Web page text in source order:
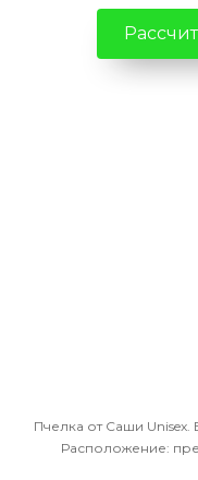
Пчелка от Саши
Расположение: